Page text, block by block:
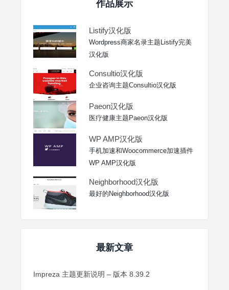
作品展示
Listify汉化版
Wordpress商家名录主题Listify完美
汉化版
Consultio汉化版
企业咨询主题Consultio汉化版
Paeon汉化版
医疗健康主题Paeon汉化版
WP AMP汉化版
手机加速和Woocommerce加速插件
WP AMP汉化版
Neighborhood汉化版
最好的Neighborhood汉化版
最新文章
Impreza 主题更新说明 – 版本 8.39.2